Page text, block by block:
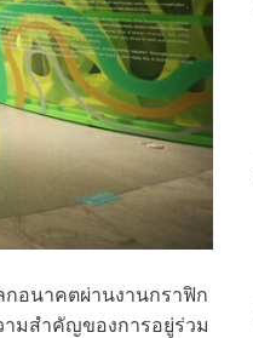
กอนาคตผ่านงานกราฟิก
ามสำคัญของการอยู่ร่วม